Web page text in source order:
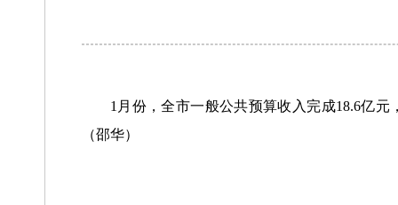
1月份，全市一般公共预算收入完成18.6亿
（邵华）